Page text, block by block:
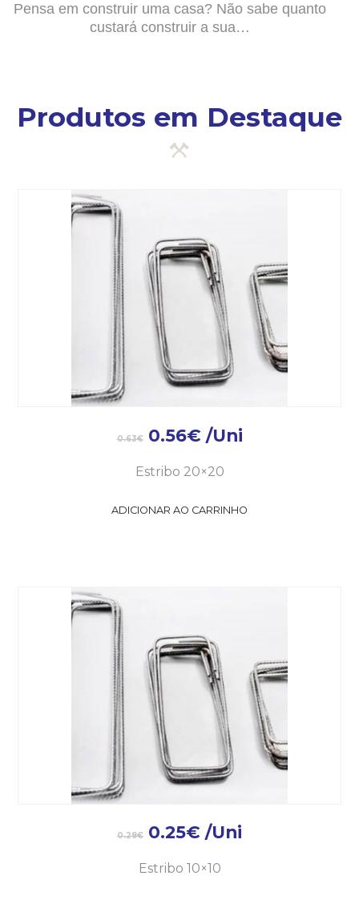
Pensa em construir uma casa? Não sabe quanto
custará construir a sua…
Produtos em Destaque
0.63€ 0.56€ /Uni
Estribo 20×20
ADICIONAR AO CARRINHO
0.28€ 0.25€ /Uni
Estribo 10×10